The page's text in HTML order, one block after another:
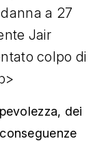
a 27
Jair
colpo di
dei